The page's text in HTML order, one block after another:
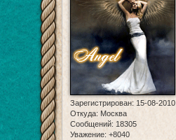
Зарегистрирован: 15-08-2010
Откуда: Москва
Сообщений: 18305
Уважение: +8040